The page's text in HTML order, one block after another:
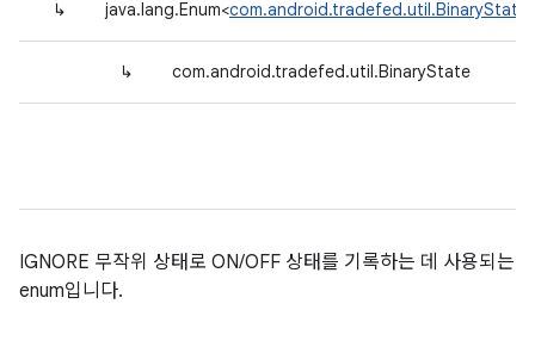
↳ java.lang.Enum<com.android.tradefed.util.BinaryState
↳ com.android.tradefed.util.BinaryState
IGNORE 무작위 상태로 ON/OFF 상태를 기록하는 데 사용되는
enum입니다.